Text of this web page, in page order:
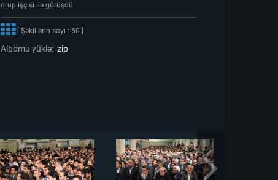
qrup işçisi ilə görüşdü
[ Şəkillərin sayı : 50 ]
Albomu yüklə: zip